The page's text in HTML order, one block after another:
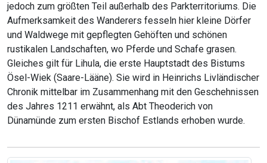
jedoch zum größten Teil außerhalb des Parkterritoriums. Die
Aufmerksamkeit des Wanderers fesseln hier kleine Dörfer
und Waldwege mit gepflegten Gehöften und schönen
rustikalen Landschaften, wo Pferde und Schafe grasen.
Gleiches gilt für Lihula, die erste Hauptstadt des Bistums
Ösel-Wiek (Saare-Lääne). Sie wird in Heinrichs Livländischer
Chronik mittelbar im Zusammenhang mit den Geschehnissen
des Jahres 1211 erwähnt, als Abt Theoderich von
Dünamünde zum ersten Bischof Estlands erhoben wurde.